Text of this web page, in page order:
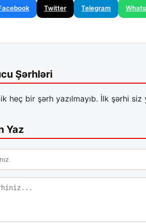
Twitter Telegram
Şərhləri
heç bir şərh yazılmayıb. İlk şərhi siz
Yaz